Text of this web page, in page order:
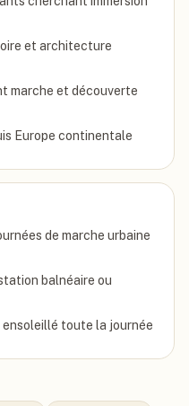
et architecture
marche et découverte
Europe continentale
de marche urbaine
balnéaire ou
toute la journée